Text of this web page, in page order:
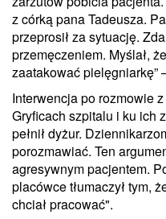
z córką pana Tadeusza.
przeprosił za sytuację.
przemęczeniem. Myślał,
zaatakować pielęgniarkę”
Interwencja po rozmowie
Gryficach szpitalu i ku ich
pełnił dyżur.
porozmawiać. Ten
agresywnym pacjentem.
placówce tłumaczył tym,
chciał pracować".